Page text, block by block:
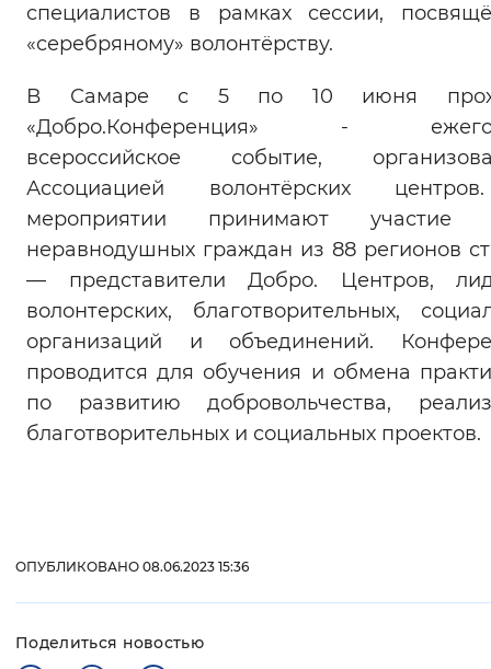
специалистов в рамках сессии,
«серебряному» волонтёрству.
В Самаре с 5 по 10 июня
«Добро.Конференция» -
всероссийское событие,
Ассоциацией волонтёрских
мероприятии принимают участие
неравнодушных граждан из 88 регионов
— представители Добро. Центров,
волонтерских, благотворительных,
организаций и объединений.
проводится для обучения и обмена
по развитию добровольчества,
благотворительных и социальных проектов.
ОПУБЛИКОВАНО 08.06.2023 15:36
Поделиться новостью